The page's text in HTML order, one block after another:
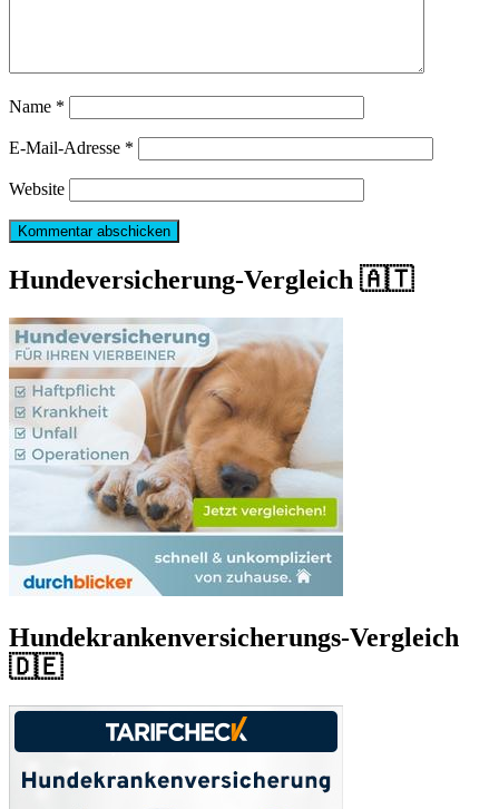
Name *
E-Mail-Adresse *
Website
Hundeversicherung-Vergleich 🇦🇹
Hundekrankenversicherungs-Vergleich
🇩🇪